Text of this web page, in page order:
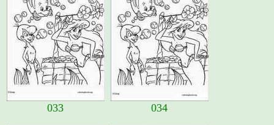
033 034